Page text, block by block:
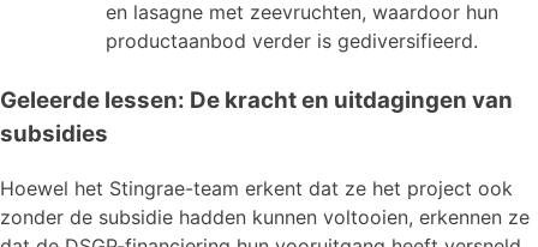
en lasagne met zeevruchten, waardoor hun
productaanbod verder is gediversifieerd.
Geleerde lessen: De kracht en uitdagingen van
subsidies
Hoewel het Stingrae-team erkent dat ze het project ook
zonder de subsidie hadden kunnen voltooien, erkennen ze